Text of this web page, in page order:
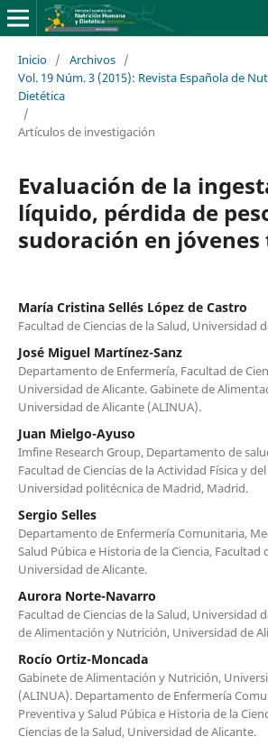
Inicio / Archivos /
Vol. 19 Núm. 3 (2015): Revista Española de
Dietética
/
Artículos de investigación
Evaluación de la
líquido, pérdida de
sudoración en
María Cristina Sellés López de Castro
Facultad de Ciencias de la Salud, Universidad
José Miguel Martínez-Sanz
Departamento de Enfermería, Facultad de
Universidad de Alicante. Gabinete de
Universidad de Alicante (ALINUA).
Juan Mielgo-Ayuso
Imfine Research Group, Departamento de
Facultad de Ciencias de la Actividad Física y
Universidad politécnica de Madrid, Madrid.
Sergio Selles
Departamento de Enfermería Comunitaria,
Salud Púbica e Historia de la Ciencia, Facultad
Universidad de Alicante.
Aurora Norte-Navarro
Facultad de Ciencias de la Salud, Universidad
de Alimentación y Nutrición, Universidad de
Rocío Ortiz-Moncada
Gabinete de Alimentación y Nutrición,
(ALINUA). Departamento de Enfermería
Preventiva y Salud Púbica e Historia de la
Ciencias de la Salud, Universidad de Alicante.